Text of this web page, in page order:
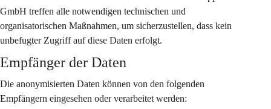
GmbH treffen alle notwendigen technischen und
organisatorischen Maßnahmen, um sicherzustellen, dass kein
unbefugter Zugriff auf diese Daten erfolgt.
Empfänger der Daten
Die anonymisierten Daten können von den folgenden
Empfängern eingesehen oder verarbeitet werden: